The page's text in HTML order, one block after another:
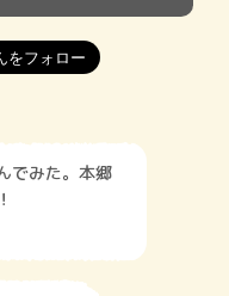
でみた。本郷